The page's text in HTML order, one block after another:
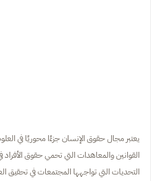
يعتبر مجال حقوق الإنسان جزءًا محوريًا في
القوانين والمعاهدات التي تحمي حقوق الأفراد
التحديات التي تواجهها المجتمعات في تحقيق